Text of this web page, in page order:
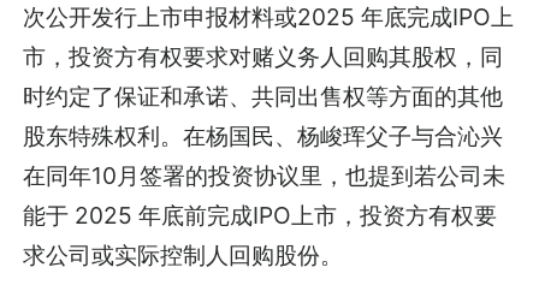
次公开发行上市申报材料或2025 年底完成IPO上
市，投资方有权要求对赌义务人回购其股权，同
时约定了保证和承诺、共同出售权等方面的其他
股东特殊权利。在杨国民、杨峻珲父子与合沁兴
在同年10月签署的投资协议里，也提到若公司未
能于 2025 年底前完成IPO上市，投资方有权要
求公司或实际控制人回购股份。